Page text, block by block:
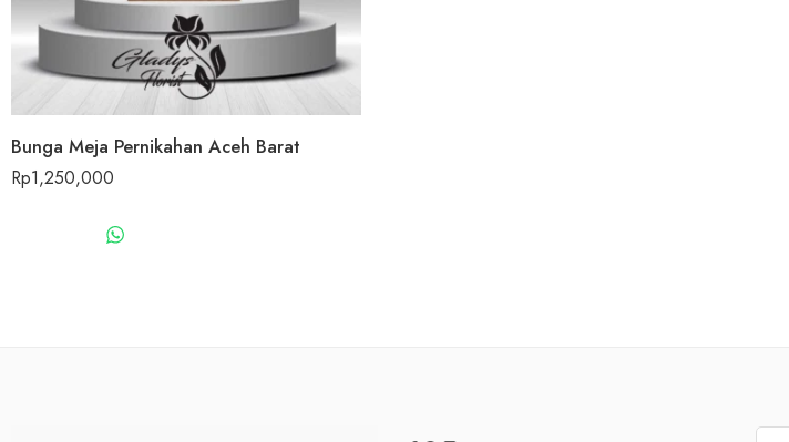
Bunga Meja Pernikahan Aceh Barat
Rp1,250,000